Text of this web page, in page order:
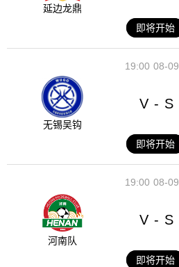
延边龙鼎
即将开始
08-09
19:00
无锡吴钩
V - S
即将开始
08-09
19:00
河南队
V - S
即将开始